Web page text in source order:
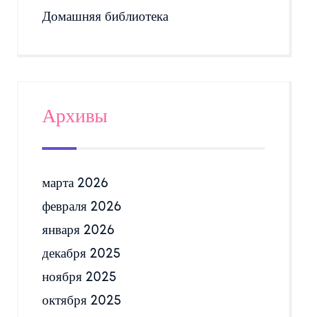
Домашняя библиотека
Архивы
марта 2026
февраля 2026
января 2026
декабря 2025
ноября 2025
октября 2025